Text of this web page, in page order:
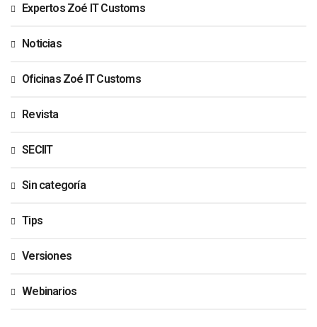
Expertos Zoé IT Customs
Noticias
Oficinas Zoé IT Customs
Revista
SECIIT
Sin categoría
Tips
Versiones
Webinarios